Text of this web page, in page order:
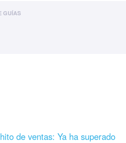
GUÍAS
de ventas: Ya ha superado